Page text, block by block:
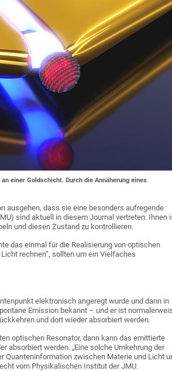
einer Goldschicht. Durch die Annäherung eines
ausgehen, dass sie eine besonders aufregende
sind aktuell in diesem Journal vertreten: Ihnen
und diesen Zustand zu kontrollieren.
das einmal für die Realisierung von optischen
rechnen“, sollten um ein Vielfaches
elektronisch angeregt wurde und dann in
Emission bekannt – und er ist
und dort wieder absorbiert werden.
optischen Resonator, dann kann das emittierte
absorbiert werden. „Eine solche Umkehrung der
Quanteninformation zwischen Materie und Licht
vom Physikalischen Institut der JMU.